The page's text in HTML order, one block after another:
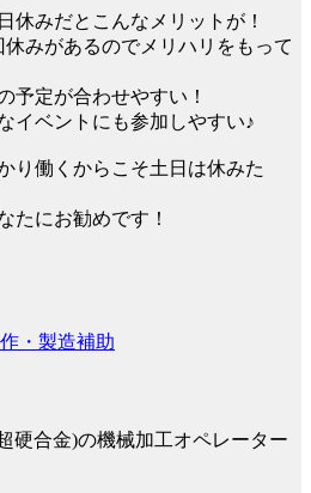
休みだとこんなメリットが！
休みがあるのでメリハリをもって
予定が合わせやすい！
イベントにも参加しやすい♪
り働くからこそ土日は休みた
たにお勧めです！
・製造補助
硬合金)の機械加工オペレーター